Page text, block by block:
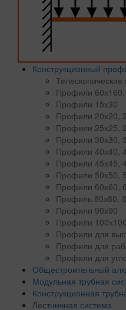
Конструкционный
Профили 60х160,
Профили 15х30
Профили 20х20,
Профили 25х25,
Профили 30х30,
Профили 40х40,
Профили 45х45,
Профили 50х50,
Профили 60х60,
Профиль 80х80,
Профили 90х90
Профили 100х100
Профили для
Профили для
Профили для
Общестроительный
Модульная трубная
Конструкционная
Лестничная система